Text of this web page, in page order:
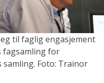
til faglig engasjement
fagsamling for
Foto: Trainor